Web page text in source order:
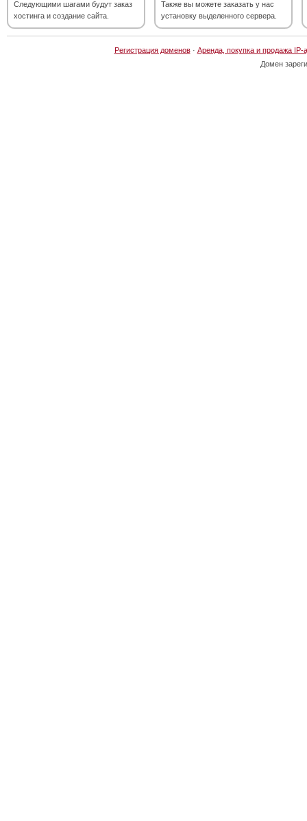
Следующими шагами будут заказ
хостинга и создание сайта.
Также вы можете заказать у нас
установку выделенного сервера.
Регистрация доменов· Аренда, покупка и продажа IP-
Домен